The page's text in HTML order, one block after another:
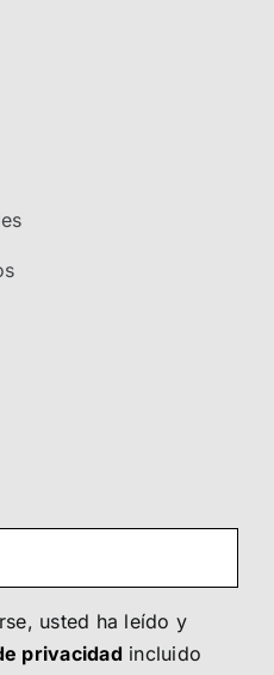
usted ha leído y
privacidad incluido